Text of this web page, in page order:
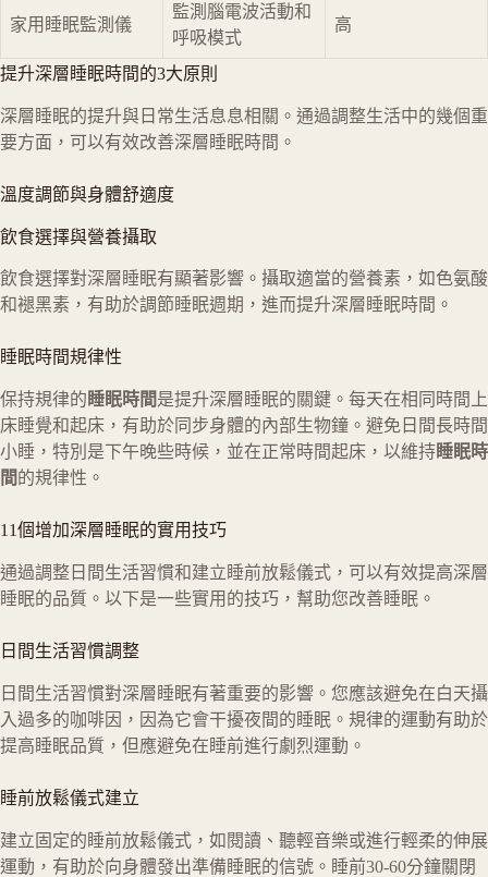
家用睡眠監測儀
監測腦電波活動和
呼吸模式
高
提升深層睡眠時間的3大原則
深層睡眠的提升與日常生活息息相關。通過調整生活中的幾個重
要方面，可以有效改善深層睡眠時間。
溫度調節與身體舒適度
飲食選擇與營養攝取
飲食選擇對深層睡眠有顯著影響。攝取適當的營養素，如色氨酸
和褪黑素，有助於調節睡眠週期，進而提升深層睡眠時間。
睡眠時間規律性
保持規律的睡眠時間是提升深層睡眠的關鍵。每天在相同時間上
床睡覺和起床，有助於同步身體的內部生物鐘。避免日間長時間
小睡，特別是下午晚些時候，並在正常時間起床，以維持睡眠時
間的規律性。
11個增加深層睡眠的實用技巧
通過調整日間生活習慣和建立睡前放鬆儀式，可以有效提高深層
睡眠的品質。以下是一些實用的技巧，幫助您改善睡眠。
日間生活習慣調整
日間生活習慣對深層睡眠有著重要的影響。您應該避免在白天攝
入過多的咖啡因，因為它會干擾夜間的睡眠。規律的運動有助於
提高睡眠品質，但應避免在睡前進行劇烈運動。
睡前放鬆儀式建立
建立固定的睡前放鬆儀式，如閱讀、聽輕音樂或進行輕柔的伸展
運動，有助於向身體發出準備睡眠的信號。睡前30-60分鐘關閉